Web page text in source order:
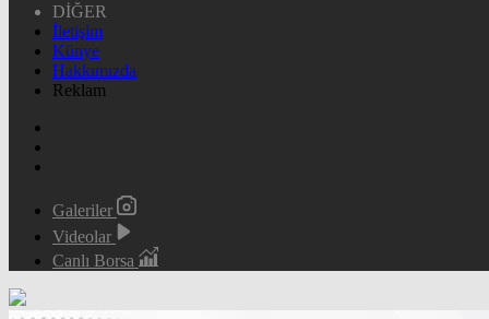
DİĞER
İletişim
Künye
Hakkımızda
Reklam
Galeriler
Videolar
Canlı Borsa